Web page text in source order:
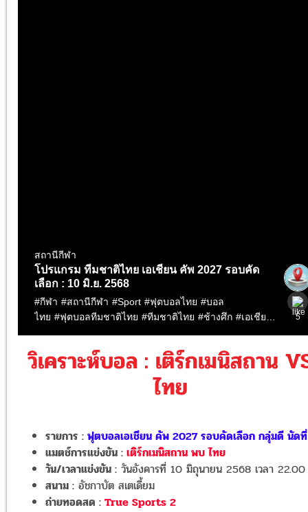
วิเคราะห์บอล : เติร์กเมนิสถาน
ไทย
รายการ : ฟุตบอลเอเชียน คัพ 2027 รอบคัดเลือก กลุ่มดี นัด
แมตช์การแข่งขัน : เติร์กเมนิสถาน พบ ไทย
วัน/เวลาแข่งขัน : วันอังคารที่ 10 มิถุนายน 2568 เวลา
สนาม : อัชกาบัต สเตเดี้ยม
ถ่ายทอดสด : True Sports 2